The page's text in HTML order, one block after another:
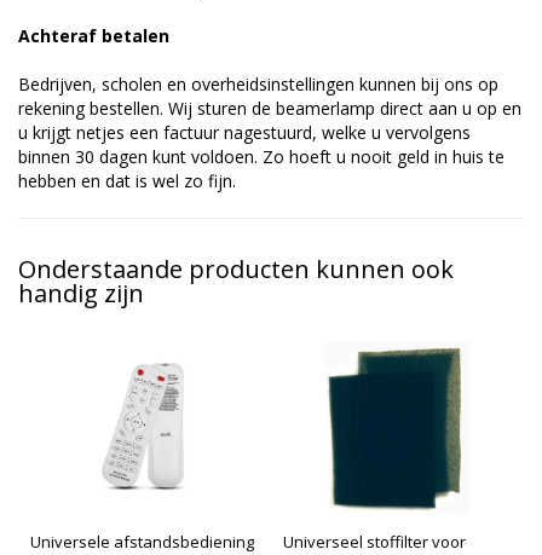
Achteraf betalen
Bedrijven, scholen en overheidsinstellingen kunnen bij ons op
rekening bestellen. Wij sturen de beamerlamp direct aan u op en
u krijgt netjes een factuur nagestuurd, welke u vervolgens
binnen 30 dagen kunt voldoen. Zo hoeft u nooit geld in huis te
hebben en dat is wel zo fijn.
Onderstaande producten kunnen ook
handig zijn
Universele afstandsbediening
Universeel stoffilter voor